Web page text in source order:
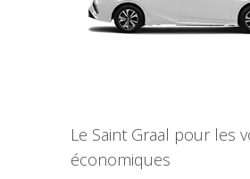
Le Saint Graal pour les
économiques